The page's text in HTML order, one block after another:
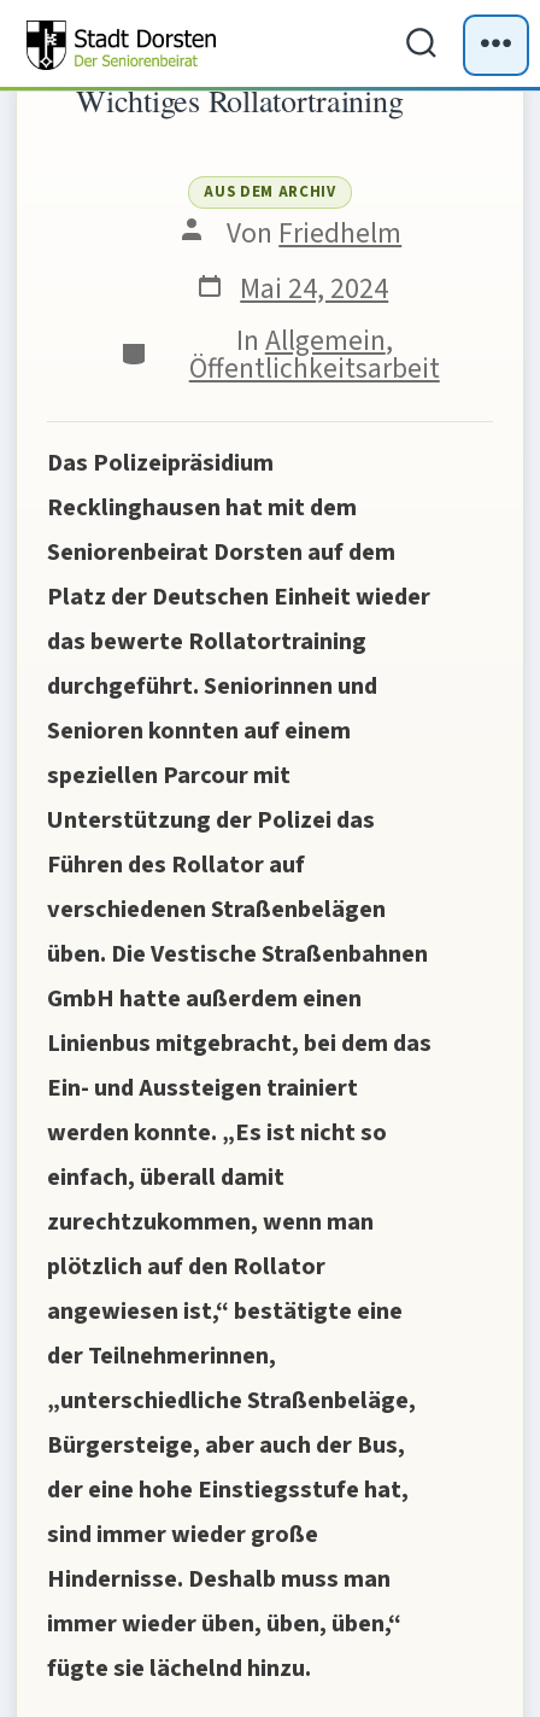
Zum
Inhalt
springen
Suche
ein-/
Wichtiges Rollatortraining
AUS DEM ARCHIV
Beitragsautor
Von Friedhelm
Veröffentlichungsdatum
Mai 24, 2024
Kategorien
In Allgemein,
Öffentlichkeitsarbeit
Das Polizeipräsidium
Recklinghausen hat mit dem
Seniorenbeirat Dorsten auf dem
Platz der Deutschen Einheit wieder
das bewerte Rollatortraining
durchgeführt. Seniorinnen und
Senioren konnten auf einem
speziellen Parcour mit
Unterstützung der Polizei das
Führen des Rollator auf
verschiedenen Straßenbelägen
üben. Die Vestische Straßenbahnen
GmbH hatte außerdem einen
Linienbus mitgebracht, bei dem das
Ein- und Aussteigen trainiert
werden konnte. „Es ist nicht so
einfach, überall damit
zurechtzukommen, wenn man
plötzlich auf den Rollator
angewiesen ist,“ bestätigte eine
der Teilnehmerinnen,
„unterschiedliche Straßenbeläge,
Bürgersteige, aber auch der Bus,
der eine hohe Einstiegsstufe hat,
sind immer wieder große
Hindernisse. Deshalb muss man
immer wieder üben, üben, üben,“
fügte sie lächelnd hinzu.